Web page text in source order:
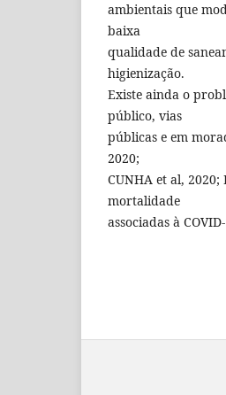
ambientais que
baixa
qualidade de
higienização.
Existe ainda o
público, vias
públicas e em
2020;
CUNHA et al,
mortalidade
associadas à